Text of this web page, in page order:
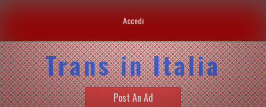
Accedi
Trans in Italia
Post An Ad